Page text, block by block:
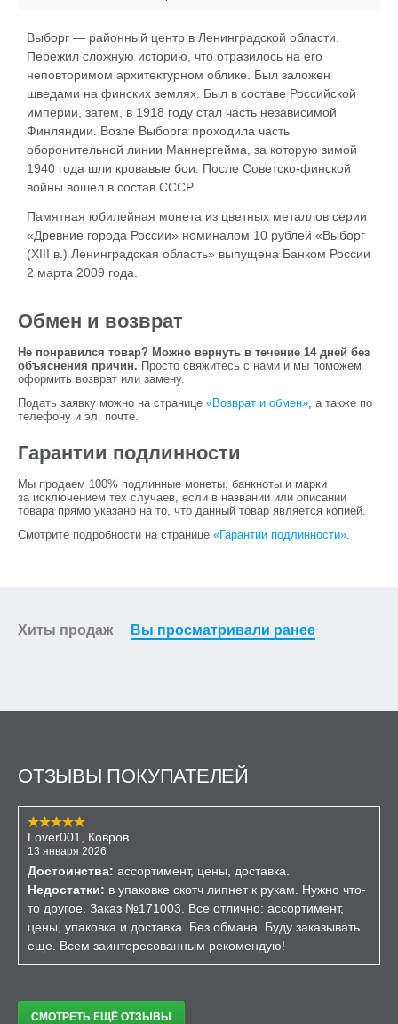
Выборг — районный центр в Ленинградской области.
Пережил сложную историю, что отразилось на его
неповторимом архитектурном облике. Был заложен
шведами на финских землях. Был в составе Российской
империи, затем, в 1918 году стал часть независимой
Финляндии. Возле Выборга проходила часть
оборонительной линии Маннергейма, за которую зимой
1940 года шли кровавые бои. После Советско-финской
войны вошел в состав СССР.
Памятная юбилейная монета из цветных металлов серии
«Древние города России» номиналом 10 рублей «Выборг
(XIII в.) Ленинградская область» выпущена Банком России
2 марта 2009 года.
Обмен и возврат
Не понравился товар? Можно вернуть в течение 14 дней без
объяснения причин. Просто свяжитесь с нами и мы поможем
оформить возврат или замену.
Подать заявку можно на странице «Возврат и обмен», а также по
телефону и эл. почте.
Гарантии подлинности
Мы продаем 100% подлинные монеты, банкноты и марки
за исключением тех случаев, если в названии или описании
товара прямо указано на то, что данный товар является копией.
Смотрите подробности на странице «Гарантии подлинности».
Хиты продаж Вы просматривали ранее
ОТЗЫВЫ ПОКУПАТЕЛЕЙ
Lover001, Ковров
13 января 2026
Достоинства: ассортимент, цены, доставка.
Недостатки: в упаковке скотч липнет к рукам. Нужно что-
то другое. Заказ №171003. Все отлично: ассортимент,
цены, упаковка и доставка. Без обмана. Буду заказывать
еще. Всем заинтересованным рекомендую!
СМОТРЕТЬ ЕЩЁ ОТЗЫВЫ